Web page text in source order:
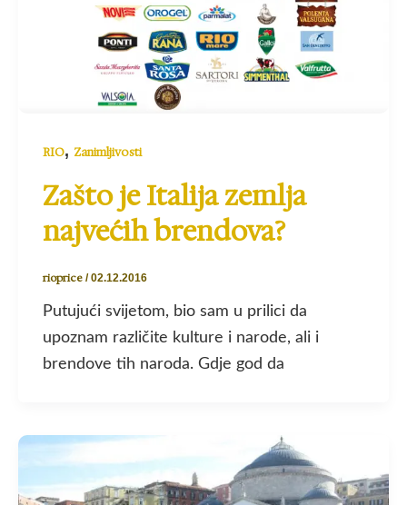
RIO, Zanimljivosti
Zašto je Italija zemlja
najvećih brendova?
rioprice /02.12.2016
Putujući svijetom, bio sam u prilici da
upoznam različite kulture i narode, ali i
brendove tih naroda. Gdje god da